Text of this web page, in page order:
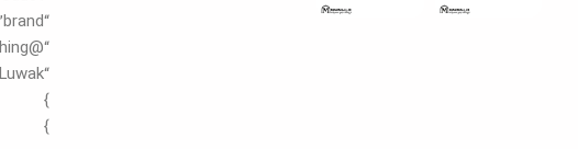
“brand”: {
“@type”: “Thing”,
“name”: “Luwak”
}
}